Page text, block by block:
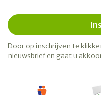
Door op inschrijven te
nieuwsbrief en gaat u